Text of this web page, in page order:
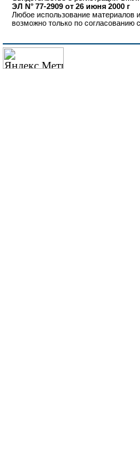
ЭЛ N° 77-2909 от 26 июня 2000 г
Любое использование материалов
возможно только по согласованию